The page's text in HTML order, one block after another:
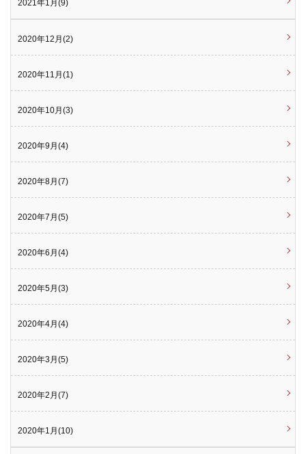
2021年1月(9)
2020年12月(2)
2020年11月(1)
2020年10月(3)
2020年9月(4)
2020年8月(7)
2020年7月(5)
2020年6月(4)
2020年5月(3)
2020年4月(4)
2020年3月(5)
2020年2月(7)
2020年1月(10)